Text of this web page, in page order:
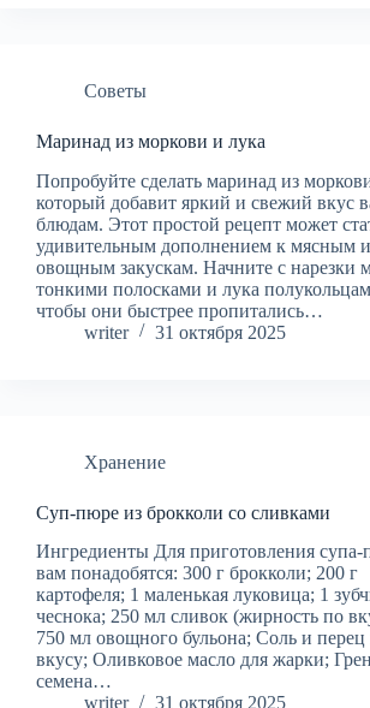
Советы
Маринад из моркови и лука
Попробуйте сделать маринад из
который добавит яркий и свежий вкус
блюдам. Этот простой рецепт может
удивительным дополнением к мясным и
овощным закускам. Начните с нарезки
тонкими полосками и лука
чтобы они быстрее пропитались…
writer
31 октября 2025
Хранение
Суп-пюре из брокколи со сливками
Ингредиенты Для приготовления
вам понадобятся: 300 г брокколи; 200 г
картофеля; 1 маленькая луковица; 1
чеснока; 250 мл сливок (жирность по
750 мл овощного бульона; Соль и перец
вкусу; Оливковое масло для жарки;
семена…
writer
31 октября 2025